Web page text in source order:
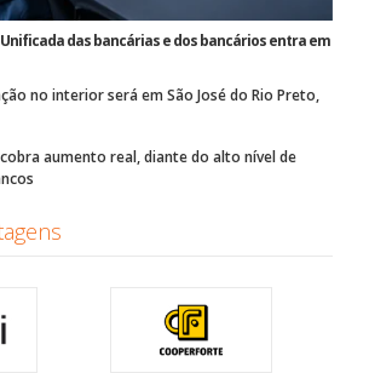
das bancárias e dos bancários entra em
no interior será em São José do Rio Preto,
aumento real, diante do alto nível de